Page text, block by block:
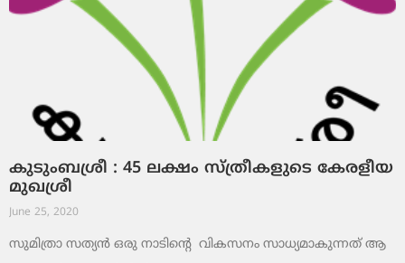
കുടുംബശ്രീ : 45 ലക്ഷം സ്ത്രീകളുടെ കേരളീയ
മുഖശ്രീ
June 25, 2020
സുമിത്രാ സത്യൻ ഒരു നാടിന്‍റെ വികസനം സാധ്യമാകുന്നത് ആ